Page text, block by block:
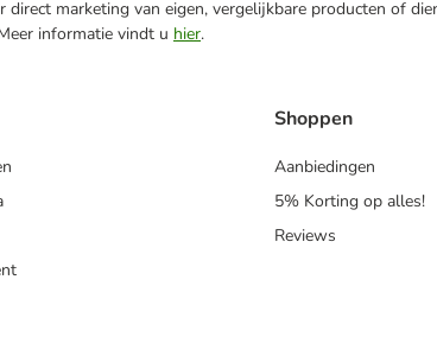
marketing van eigen, vergelijkbare producten of
informatie vindt u hier.
Shoppen
Aanbiedingen
5% Korting op alles!
Reviews